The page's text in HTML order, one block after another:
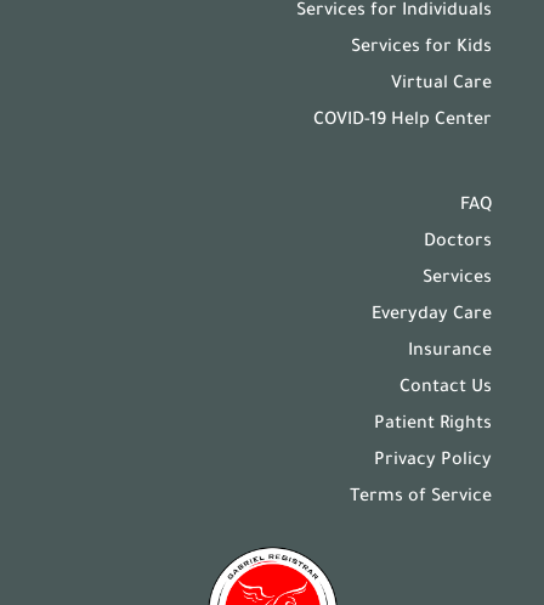
Services for Individuals
Services for Kids
Virtual Care
COVID-19 Help Center
FAQ
Doctors
Services
Everyday Care
Insurance
Contact Us
Patient Rights
Privacy Policy
Terms of Service